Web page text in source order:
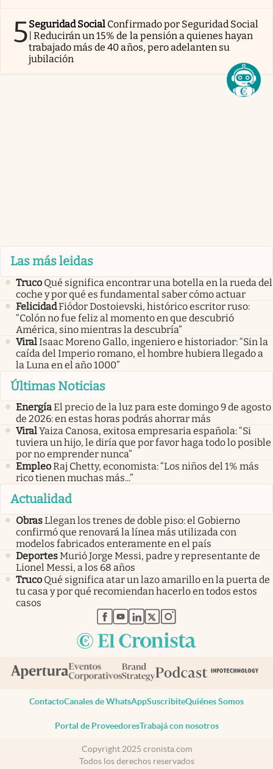
5Seguridad Social Confirmado por Seguridad Social
| Reducirán un 15% de la pensión a quienes hayan
trabajado más de 40 años, pero adelanten su
jubilación
Las más leidas
Truco Qué significa encontrar una botella en la rueda del
coche y por qué es fundamental saber cómo actuar
FelicidadFiódor Dostoievski, histórico escritor ruso:
“Colón no fue feliz al momento en que descubrió
América, sino mientras la descubría”
ViralIsaac Moreno Gallo, ingeniero e historiador: “Sin la
caída del Imperio romano, el hombre hubiera llegado a
la Luna en el año 1000”
Últimas Noticias
EnergíaEl precio de la luz para este domingo 9 de agosto
de 2026: en estas horas podrás ahorrar más
ViralYaiza Canosa, exitosa empresaria española: “Si
tuviera un hijo, le diría que por favor haga todo lo posible
por no emprender nunca”
EmpleoRaj Chetty, economista: “Los niños del 1% más
rico tienen muchas más...”
Actualidad
ObrasLlegan los trenes de doble piso: el Gobierno
confirmó que renovará la línea más utilizada con
modelos fabricados enteramente en el país
DeportesMurió Jorge Messi, padre y representante de
Lionel Messi, a los 68 años
Truco Qué significa atar un lazo amarillo en la puerta de
tu casa y por qué recomiendan hacerlo en todos estos
casos
abre en nueva pestaña
abre en nueva pestaña
abre en nueva pestaña
abre en nueva pestaña
abre en nueva pestaña
ContactoCanales de WhatsAppSuscribiteQuiénes Somos
Portal de ProveedoresTrabajá con nosotros
Copyright 2025 cronista.com
Todos los derechos reservados